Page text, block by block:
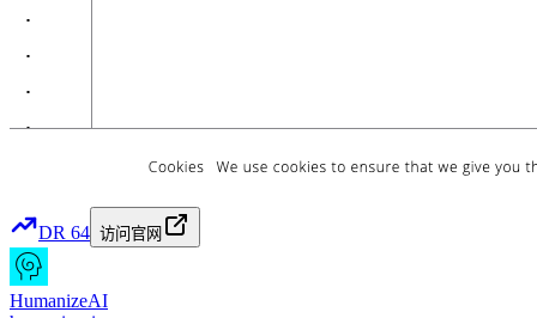
DR 64 访问官网
HumanizeAI